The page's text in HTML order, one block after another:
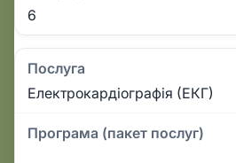
6
Послуга
Електрокардіографія (ЕКГ)
Програма (пакет послуг)